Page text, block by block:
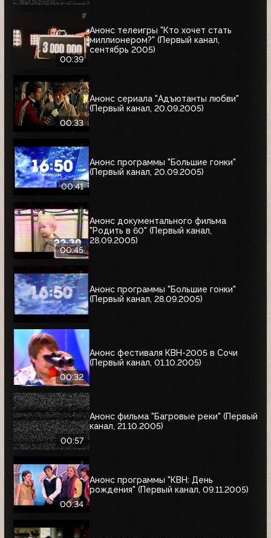
00:39
Анонс телеигры "Кто хочет стать
миллионером?" (Первый канал,
сентябрь 2005)
00:33
Анонс сериала "Адъютанты любви"
(Первый канал, 20.09.2005)
00:41
Анонс программы "Большие гонки"
(Первый канал, 20.09.2005)
00:45
Анонс документального фильма
"Родить в 60" (Первый канал,
28.09.2005)
Анонс программы "Большие гонки"
(Первый канал, 28.09.2005)
00:32
Анонс фестиваля КВН-2005 в Сочи
(Первый канал, 01.10.2005)
00:57
Анонс фильма "Багровые реки" (Первый
канал, 21.10.2005)
00:34
Анонс программы "КВН: День
рождения" (Первый канал, 09.11.2005)